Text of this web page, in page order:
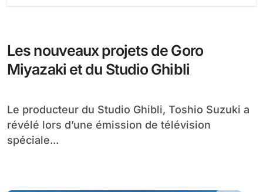
Les nouveaux projets de Goro
Miyazaki et du Studio Ghibli
Le producteur du Studio Ghibli, Toshio Suzuki a
révélé lors d’une émission de télévision
spéciale...